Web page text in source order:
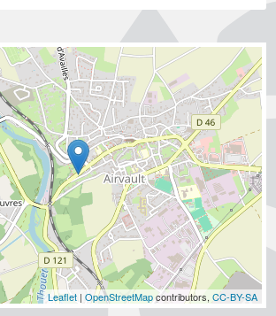
Leaflet| OpenStreetMapcontributors, CC-BY-SA